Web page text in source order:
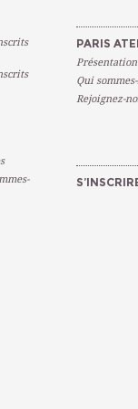
PARIS
Présentation
Qui
Rejoignez-